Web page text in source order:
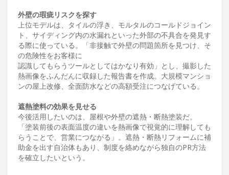
外壁の瑕疵リスクを探す
上位モデルは、タイルの浮き、モルタルのコールドジョイン
ト、サイディング内の水漏れといった外部の不具合を発見す
る際に使っている。「非接触で外壁の問題箇所を見つけ、そ
の危険性をお客様に
認識してもらうツールとしてはかなり有効」とし、撮影した
熱画像をふんだんに収録した報告書を作成。大規模マンショ
ンの屋上改修、全面防水などの高額受注につなげている。
遮熱塗料の効果を見せる
今後活用したいのは、屋根や外壁の遮熱・断熱塗装だ。
「塗装前後の表面温度の違いを熱画像で視覚的に理解しても
らうことで、営業につながる」。遮熱・断熱リフォームに補
助金を出す自治体もあり、制度を絡めながら独自のPR方法
を確立したいという。